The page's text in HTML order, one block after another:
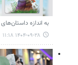
به اندازه
۱۴۰۴-۰۹-۲۸ ۱۱:۱۸